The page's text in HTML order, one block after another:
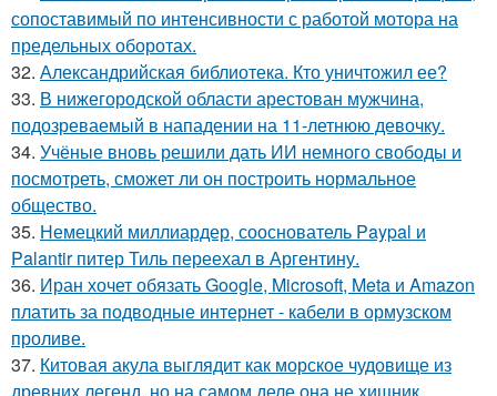
сопоставимый по интенсивности с работой мотора на
предельных оборотах.
32. Александрийская библиотека. Кто уничтожил ее?
33. В нижегородской области арестован мужчина,
подозреваемый в нападении на 11-летнюю девочку.
34. Учёные вновь решили дать ИИ немного свободы и
посмотреть, сможет ли он построить нормальное
общество.
35. Немецкий миллиардер, сооснователь Paypal и
Palantir питер Тиль переехал в Аргентину.
36. Иран хочет обязать Google, Microsoft, Meta и Amazon
платить за подводные интернет - кабели в ормузском
проливе.
37. Китовая акула выглядит как морское чудовище из